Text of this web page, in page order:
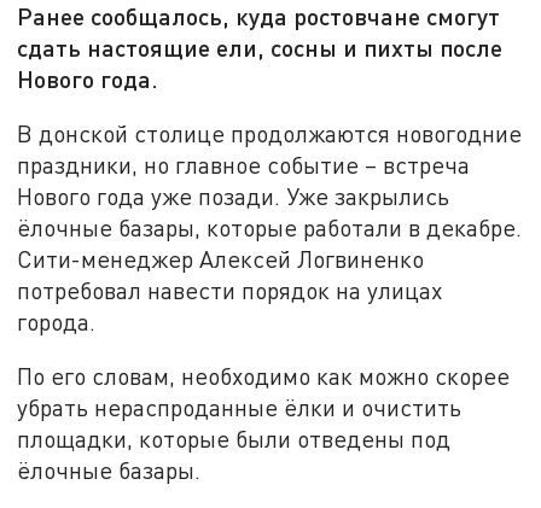
Ранее сообщалось, куда ростовчане смогут
сдать настоящие ели, сосны и пихты после
Нового года.
В донской столице продолжаются новогодние
праздники, но главное событие – встреча
Нового года уже позади. Уже закрылись
ёлочные базары, которые работали в декабре.
Сити-менеджер Алексей Логвиненко
потребовал навести порядок на улицах
города.
По его словам, необходимо как можно скорее
убрать нераспроданные ёлки и очистить
площадки, которые были отведены под
ёлочные базары.